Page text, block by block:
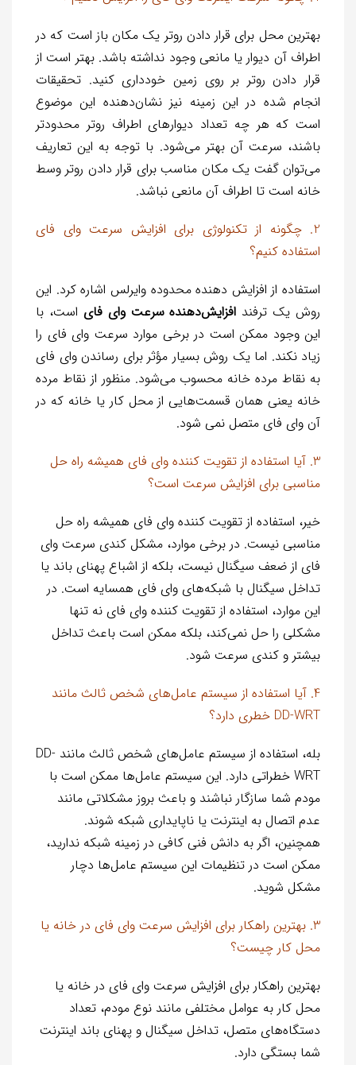
بهترین محل برای قرار دادن روتر یک مکان باز است که در
اطراف آن دیوار یا مانعی وجود نداشته باشد. بهتر است از
قرار دادن روتر بر روی زمین خودداری کنید. تحقیقات
انجام شده در این زمینه نیز نشان‌دهنده این موضوع
است که هر چه تعداد دیوار‌های اطراف روتر محدودتر
باشند، سرعت آن بهتر می‌شود. با توجه به این تعاریف
می‌توان گفت یک مکان مناسب برای قرار دادن روتر وسط
خانه است تا اطراف آن مانعی نباشد.
2. چگونه از تکنولوژی برای افزایش سرعت وای فای
استفاده کنیم؟
استفاده از افزایش‌ دهنده محدوده وایرلس اشاره کرد. این
روش یک ترفند افزایش‌دهنده سرعت وای فای است، با
این وجود ممکن است در برخی موارد سرعت وای فای را
زیاد نکند. اما یک روش بسیار مؤثر برای رساندن وای فای
به نقاط مرده خانه محسوب می‌شود. منظور از نقاط مرده
خانه یعنی همان قسمت‌هایی از محل کار یا خانه که در
آن وای فای متصل نمی‌ شود.
3. آیا استفاده از تقویت کننده وای فای همیشه راه حل
مناسبی برای افزایش سرعت است؟
خیر، استفاده از تقویت کننده وای فای همیشه راه حل
مناسبی نیست. در برخی موارد، مشکل کندی سرعت وای
فای از ضعف سیگنال نیست، بلکه از اشباع پهنای باند یا
تداخل سیگنال با شبکه‌های وای فای همسایه است. در
این موارد، استفاده از تقویت کننده وای فای نه تنها
مشکلی را حل نمی‌کند، بلکه ممکن است باعث تداخل
بیشتر و کندی سرعت شود.
4. آیا استفاده از سیستم عامل‌های شخص ثالث مانند
DD-WRT خطری دارد؟
بله، استفاده از سیستم عامل‌های شخص ثالث مانند DD-
WRT خطراتی دارد. این سیستم عامل‌ها ممکن است با
مودم شما سازگار نباشند و باعث بروز مشکلاتی مانند
عدم اتصال به اینترنت یا ناپایداری شبکه شوند.
همچنین، اگر به دانش فنی کافی در زمینه شبکه ندارید،
ممکن است در تنظیمات این سیستم عامل‌ها دچار
مشکل شوید.
3. بهترین راهکار برای افزایش سرعت وای فای در خانه یا
محل کار چیست؟
بهترین راهکار برای افزایش سرعت وای فای در خانه یا
محل کار به عوامل مختلفی مانند نوع مودم، تعداد
دستگاه‌های متصل، تداخل سیگنال و پهنای باند اینترنت
شما بستگی دارد.